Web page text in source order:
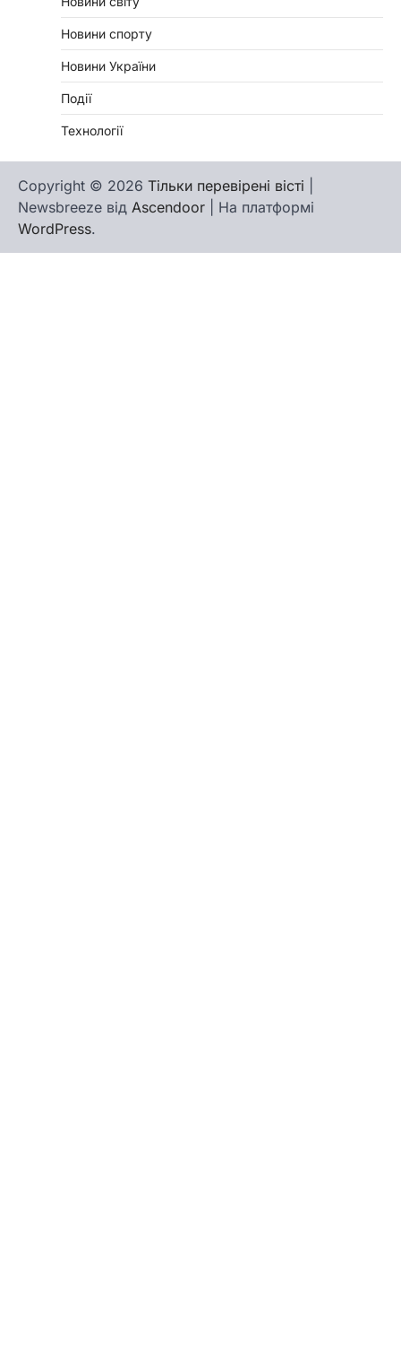
Новини спорту
Новини України
Події
Технології
Copyright © 2026 Тільки перевірені вісті
Newsbreeze від Ascendoor | На платформі
WordPress.